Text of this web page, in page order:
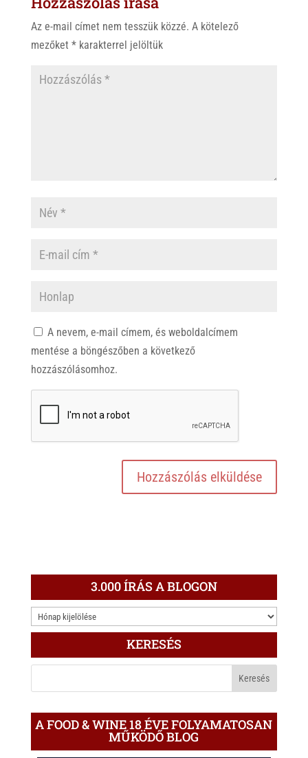
p
k
Az e-mail címet nem tesszük közzé. A kötelező
mezőket *karakterrel jelöltük
A nevem, e-mail címem, és weboldalcímem
mentése a böngészőben a következő
hozzászólásomhoz.
3.000 ÍRÁS A BLOGON
3.000
ÍRÁS
KERESÉS
A FOOD & WINE 18 ÉVE FOLYAMATOSAN
MŰKÖDŐ BLOG